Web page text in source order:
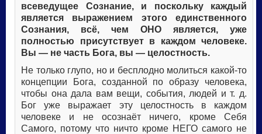
всеведущее Сознание, и поскольку каждый
является выражением этого единственного
Сознания, всё, чем ОНО является, уже
полностью присутствует в каждом человеке.
Вы — не часть Бога, вы — целостность.
Не только глупо, но и бесплодно молиться какой-то
концепции Бога, созданной по образу человека,
чтобы она дала вам вещи, события, людей и т. д.
Бог уже выражает эту целостность в каждом
человеке и не осознаёт ничего, кроме Себя
Самого, потому что ничто кроме НЕГО самого не